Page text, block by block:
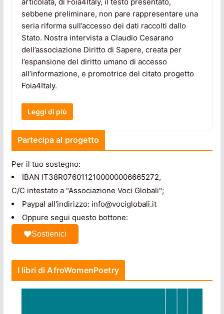
sebbene preliminare, non pare rappresentare una
seria riforma sull’accesso dei dati raccolti dallo
Stato. Nostra intervista a Claudio Cesarano
dell’associazione Diritto di Sapere, creata per
l’espansione del diritto umano di accesso
all’informazione, e promotrice del citato progetto
Foia4Italy.
Leggi di più
Partecipa al progetto
Per il tuo sostegno:
IBAN IT38R0760112100000006665272,
C/C intestato a "Associazione Voci Globali";
Paypal all'indirizzo: info@vociglobali.it
Oppure segui questo bottone:
Sostienici
I libri di AfroWomenPoetry